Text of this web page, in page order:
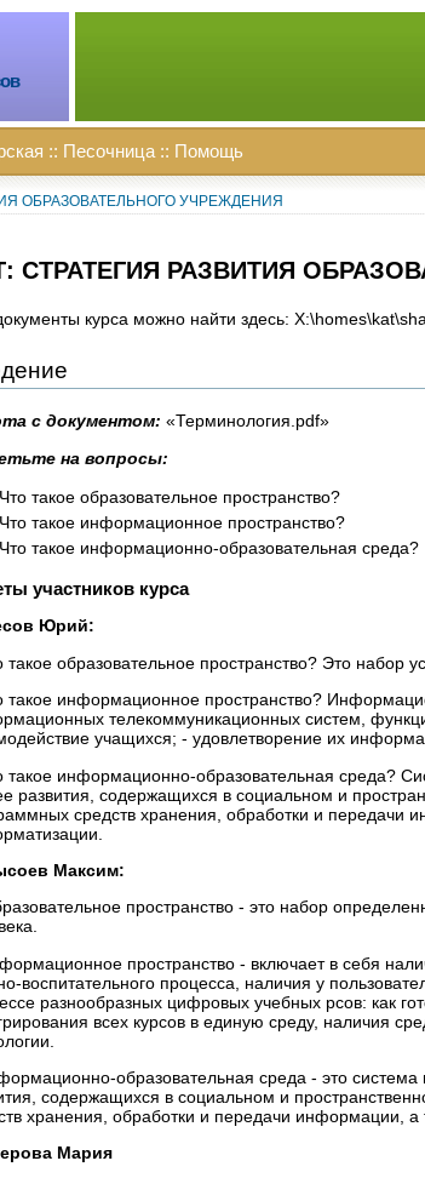
:: Песочница :: Помощь
ОБРАЗОВАТЕЛЬНОГО УЧРЕЖДЕНИЯ
СТРАТЕГИЯ РАЗВИТИЯ
курса можно найти здесь:
с документом: «Терминология.pdf»
на вопросы:
Что такое образовательное пространство?
Что такое информационное пространство?
Что такое информационно-образовательная среда?
участников курса
Юрий:
такое образовательное пространство? Это набор
такое информационное пространство?
телекоммуникационных систем,
учащихся; - удовлетворение их
такое информационно-образовательная среда?
развития, содержащихся в социальном и
средств хранения, обработки и передачи
Максим:
пространство - это набор
пространство - включает в себя
воспитательного процесса, наличия у
разнообразных цифровых учебных рсов: как
всех курсов в единую среду, наличия
образовательная среда - это
содержащихся в социальном и
хранения, обработки и передачи информации, а
Мария